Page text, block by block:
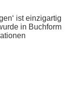
ist einzigartig
in Buchform